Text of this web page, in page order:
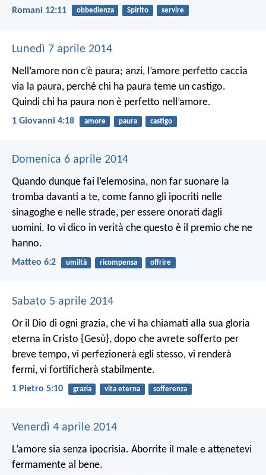
Romani 12:11 obbedienza Spirito servire
Lunedì 7 aprile 2014
Nell’amore non c’è paura; anzi, l’amore perfetto caccia
via la paura, perché chi ha paura teme un castigo.
Quindi chi ha paura non è perfetto nell’amore.
1 Giovanni 4:18 amore paura castigo
Domenica 6 aprile 2014
Quando dunque fai l’elemosina, non far suonare la
tromba davanti a te, come fanno gli ipocriti nelle
sinagoghe e nelle strade, per essere onorati dagli
uomini. Io vi dico in verità che questo è il premio che ne
hanno.
Matteo 6:2 umiltà ricompensa offrire
Sabato 5 aprile 2014
Or il Dio di ogni grazia, che vi ha chiamati alla sua gloria
eterna in Cristo {Gesù}, dopo che avrete sofferto per
breve tempo, vi perfezionerà egli stesso, vi renderà
fermi, vi fortificherà stabilmente.
1 Pietro 5:10 grazia vita eterna sofferenza
Venerdì 4 aprile 2014
L’amore sia senza ipocrisia. Aborrite il male e attenetevi
fermamente al bene.